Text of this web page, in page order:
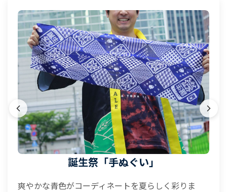
誕生祭「手ぬぐい」
爽やかな青色がコーディネートを夏らしく彩りま